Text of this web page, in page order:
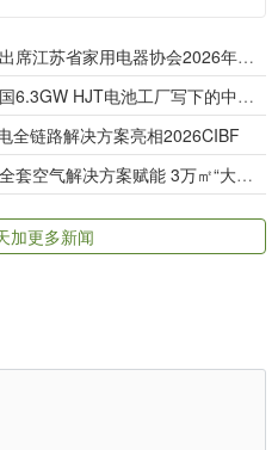
器协会2026年第一次会长会议暨常务理事会议
HJT电池工厂写下的中国答案
全链路解决方案亮相2026CIBF
方案赋能 3万㎡“大明幻境”—金陵长乐坊
加更多新闻